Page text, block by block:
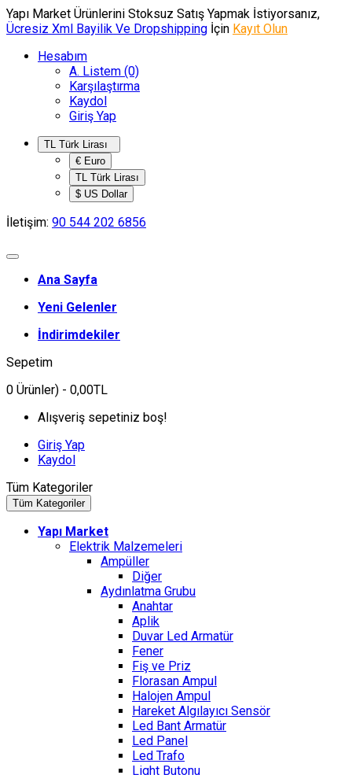
Yapı Market Ürünlerini Stoksuz Satış Yapmak İstiyorsanız,
Ücresiz Xml Bayilik Ve Dropshipping İçin Kayıt Olun
Hesabım
A. Listem (0)
Karşılaştırma
Kaydol
Giriş Yap
€ Euro
TL Türk Lirası
$ US Dollar
İletişim: 90 544 202 6856
Ana Sayfa
Yeni Gelenler
İndirimdekiler
Sepetim
0 Ürünler) - 0,00TL
Alışveriş sepetiniz boş!
Giriş Yap
Kaydol
Tüm Kategoriler
Tüm Kategoriler
Yapı Market
Elektrik Malzemeleri
Ampüller
Diğer
Aydınlatma Grubu
Anahtar
Aplik
Duvar Led Armatür
Fener
Fiş ve Priz
Florasan Ampul
Halojen Ampul
Hareket Algılayıcı Sensör
Led Bant Armatür
Led Panel
Led Trafo
Light Butonu